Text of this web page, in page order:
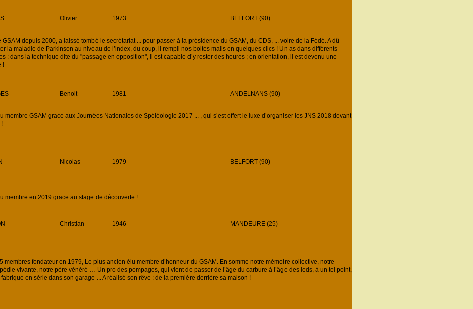
Olivier 1973 BELFORT (90)
GSAM depuis 2000, a laissé tombé le secrétariat ... pour passer à la présidence du GSAM, du CDS, ... voire de la Fédé. A dû
la maladie de Parkinson au niveau de l’index, du coup, il rempli nos boites mails en quelques clics ! Un as dans différents
: dans la technique dite du "passage en opposition", il est capable d’y rester des heures ; en orientation, il est devenu une
!
Benoit 1981 ANDELNANS (90)
membre GSAM grace aux Journées Nationales de Spéléologie 2017 ... , qui s’est offert le luxe d’organiser les JNS 2018 devant
Nicolas 1979 BELFORT (90)
membre en 2019 grace au stage de découverte !
Christian 1946 MANDEURE (25)
membres fondateur en 1979, Le plus ancien élu membre d’honneur du GSAM. En somme notre mémoire collective, notre
vivante, notre père vénéré … Un pro des pompages, qui vient de passer de l’âge du carbure à l’âge des leds, à un tel point,
fabrique en série dans son garage ... A réalisé son rêve : de la première derrière sa maison !